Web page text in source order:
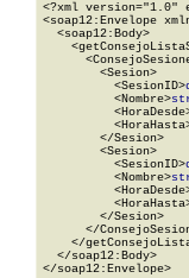
<?xml version="1.0"
<soap12:Envelope
  <soap12:Body>
        <Sesion>
          <SesionID>
          <Nombre>
        </Sesion>
        <Sesion>
          <SesionID>
          <Nombre>
        </Sesion>
</
</
  </soap12:Body>
</soap12:Envelope>